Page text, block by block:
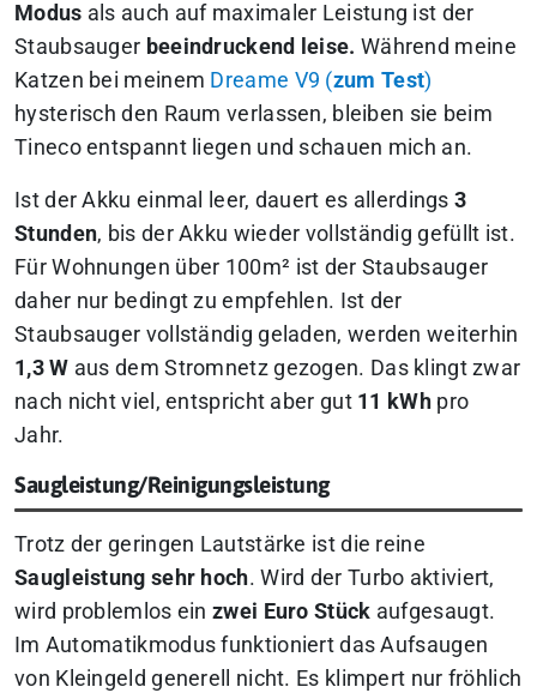
Modus als auch auf maximaler Leistung ist der
Staubsauger beeindruckend leise. Während meine
Katzen bei meinem Dreame V9 (zum Test)
hysterisch den Raum verlassen, bleiben sie beim
Tineco entspannt liegen und schauen mich an.
Ist der Akku einmal leer, dauert es allerdings 3
Stunden, bis der Akku wieder vollständig gefüllt ist.
Für Wohnungen über 100m² ist der Staubsauger
daher nur bedingt zu empfehlen. Ist der
Staubsauger vollständig geladen, werden weiterhin
1,3 W aus dem Stromnetz gezogen. Das klingt zwar
nach nicht viel, entspricht aber gut11 kWhpro
Jahr.
Saugleistung/Reinigungsleistung
Trotz der geringen Lautstärke ist die reine
Saugleistung sehr hoch. Wird der Turbo aktiviert,
wird problemlos ein zwei Euro Stück aufgesaugt.
Im Automatikmodus funktioniert das Aufsaugen
von Kleingeld generell nicht. Es klimpert nur fröhlich